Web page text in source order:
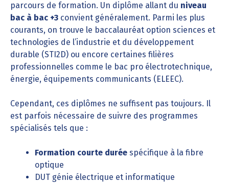
parcours de formation. Un diplôme allant du niveau
bac à bac +3 convient généralement. Parmi les plus
courants, on trouve le baccalauréat option sciences et
technologies de l’industrie et du développement
durable (STI2D) ou encore certaines filières
professionnelles comme le bac pro électrotechnique,
énergie, équipements communicants (ELEEC).
Cependant, ces diplômes ne suffisent pas toujours. Il
est parfois nécessaire de suivre des programmes
spécialisés tels que :
Formation courte durée spécifique à la fibre
optique
DUT génie électrique et informatique